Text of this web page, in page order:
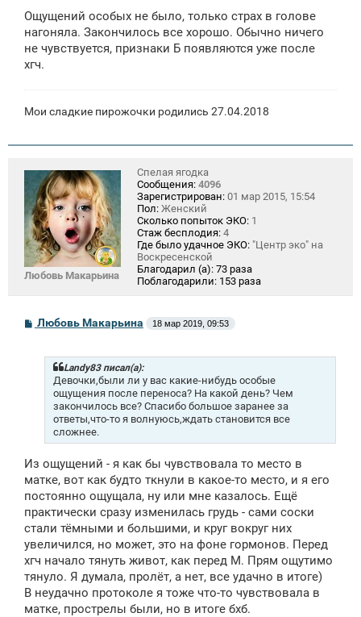
Ощущений особых не было, только страх в голове
нагоняла. Закончилось все хорошо. Обычно ничего
не чувствуется, признаки Б появляются уже после
хгч.
Мои сладкие пирожочки родились 27.04.2018
Любовь Макарьина
Спелая ягодка
Сообщения: 4096
Зарегистрирован: 01 мар 2015, 15:54
Пол: Женский
Сколько попыток ЭКО: 1
Стаж бесплодия: 4
Где было удачное ЭКО: "Центр эко" на
Воскресенской
Благодарил (а): 73 раза
Поблагодарили: 153 раза
С
Любовь Макарьина 18 мар 2019, 09:53
Landy83 писал(а):
Девочки,были ли у вас какие-нибудь особые
ощущения после переноса? На какой день? Чем
закончилось все? Спасибо большое заранее за
ответы,что-то я волнуюсь,ждать становится все
сложнее.
Из ощущений - я как бы чувствовала то место в
матке, вот как будто ткнули в какое-то место, и я его
постоянно ощущала, ну или мне казалось. Ещё
практически сразу изменилась грудь - сами соски
стали тёмными и большими, и круг вокруг них
увеличился, но может, это на фоне гормонов. Перед
хгч начало тянуть живот, как перед М. Прям ощутимо
тянуло. Я думала, пролёт, а нет, все удачно в итоге)
В неудачно протоколе я тоже что-то чувствовала в
матке, прострелы были, но в итоге бхб.